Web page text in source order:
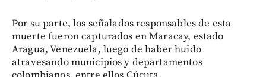
Por su parte, los señalados responsables de esta
muerte fueron capturados en Maracay, estado
Aragua, Venezuela, luego de haber huido
atravesando municipios y departamentos